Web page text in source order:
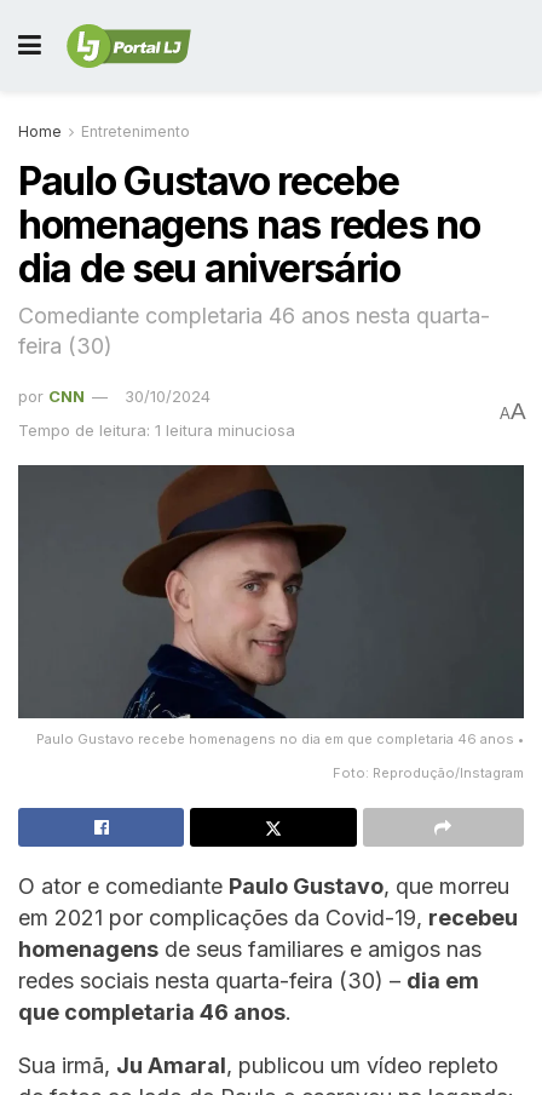
Home Entretenimento
Paulo Gustavo recebe
homenagens nas redes no
dia de seu aniversário
Comediante completaria 46 anos nesta quarta-
feira (30)
por CNN
30/10/2024
Tempo de leitura: 1 leitura minuciosa
AA
Paulo Gustavo recebe homenagens no dia em que completaria 46 anos •
Foto: Reprodução/Instagram
O ator e comediante Paulo Gustavo, que morreu
em 2021 por complicações da Covid-19, recebeu
homenagens de seus familiares e amigos nas
redes sociais nesta quarta-feira (30) – dia em
que completaria 46 anos.
Sua irmã, Ju Amaral, publicou um vídeo repleto